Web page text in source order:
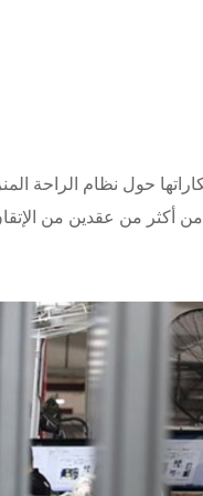
من أكثر من عقدين من